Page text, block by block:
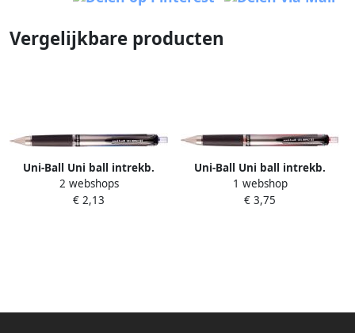
Vergelijkbare producten
Uni-Ball Uni ball intrekb.
roller Signo Broad GeI Impact
RT blauw
2 webshops
€ 2,13
Uni-Ball Uni ball intrekb.
roller Signo Broad GeI Impact
RT rood
1 webshop
€ 3,75